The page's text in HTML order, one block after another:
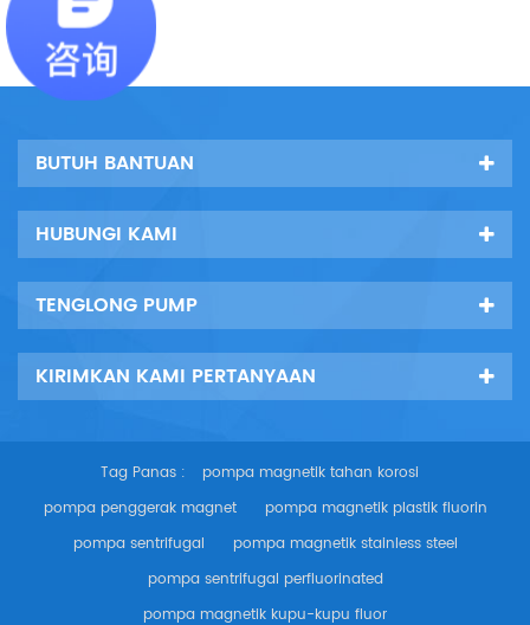
asam klorida
BUTUH BANTUAN
HUBUNGI KAMI
TENGLONG PUMP
KIRIMKAN KAMI PERTANYAAN
Tag Panas :
pompa magnetik tahan korosi
pompa penggerak magnet
pompa magnetik plastik fluorin
pompa sentrifugal
pompa magnetik stainless steel
pompa sentrifugal perfluorinated
pompa magnetik kupu-kupu fluor